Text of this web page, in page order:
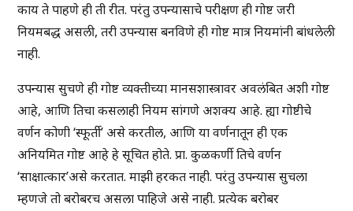
काय ते पाहणे ही ती रीत. परंतु उपन्यासाचे परीक्षण ही गोष्ट जरी
नियमबद्ध असली, तरी उपन्यास बनविणे ही गोष्ट मात्र नियमांनी बांधलेली
नाही.
उपन्यास सुचणे ही गोष्ट व्यक्तीच्या मानसशास्त्रावर अवलंबित अशी गोष्ट
आहे, आणि तिचा कसलाही नियम सांगणे अशक्य आहे. ह्या गोष्टीचे
वर्णन कोणी ‘स्फूर्ती’ असे करतील, आणि या वर्णनातून ही एक
अनियमित गोष्ट आहे हे सूचित होते. प्रा. कुळकर्णी तिचे वर्णन
‘साक्षात्कार’असे करतात. माझी हरकत नाही. परंतु उपन्यास सुचला
म्हणजे तो बरोबरच असला पाहिजे असे नाही. प्रत्येक बरोबर